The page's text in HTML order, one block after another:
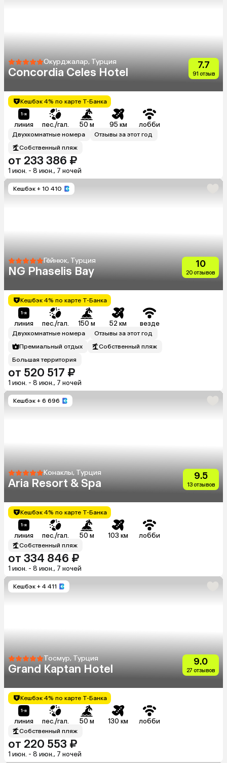
Окурджалар, Турция
Concordia Celes Hotel
7.7
91 отзыв
Кешбэк 4% по карте Т-Банка
линия пес./гал. 50 м 95 км лобби
Двухкомнатные номера
Отзывы за этот год
Собственный пляж
от 233 386 ₽
1 июн. - 8 июн., 7 ночей
Кешбэк + 10 410
Гёйнюк, Турция
NG Phaselis Bay
10
20 отзывов
Кешбэк 4% по карте Т-Банка
линия пес./гал. 150 м 52 км везде
Двухкомнатные номера
Отзывы за этот год
Премиальный отдых
Собственный пляж
Большая территория
от 520 517 ₽
1 июн. - 8 июн., 7 ночей
Кешбэк + 6 696
Конаклы, Турция
Aria Resort & Spa
9.5
13 отзывов
Кешбэк 4% по карте Т-Банка
линия пес./гал. 50 м 103 км лобби
Собственный пляж
от 334 846 ₽
1 июн. - 8 июн., 7 ночей
Кешбэк + 4 411
Тосмур, Турция
Grand Kaptan Hotel
9.0
27 отзывов
Кешбэк 4% по карте Т-Банка
линия пес./гал. 50 м 130 км лобби
Собственный пляж
от 220 553 ₽
1 июн. - 8 июн., 7 ночей